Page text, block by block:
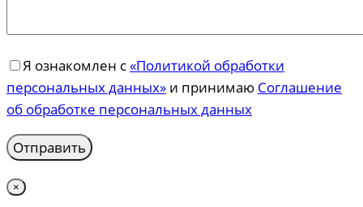
Я ознакомлен с«Политикой обработки
персональных данных» и принимаю Соглашение
об обработке персональных данных
×